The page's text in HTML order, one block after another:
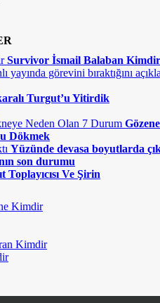
Survivor İsmail Balaban Kimdir
Turgut’u Yitirdik
Dökmek
Yüzünde devasa boyutlarda
son durumu
Toplayıcısı Ve Şirin